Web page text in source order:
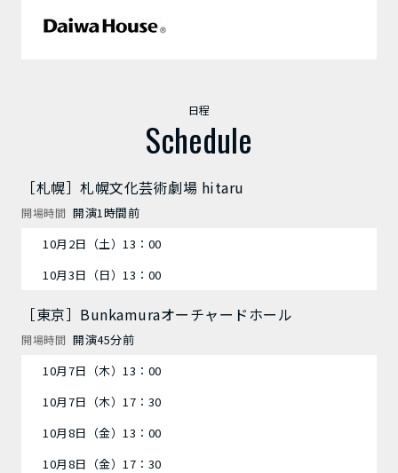
日程
Schedule
［札幌］札幌文化芸術劇場 hitaru
開場時間 開演1時間前
10月2日（土）13：00
10月3日（日）13：00
［東京］Bunkamuraオーチャードホール
開場時間 開演45分前
10月7日（木）13：00
10月7日（木）17：30
10月8日（金）13：00
10月8日（金）17：30